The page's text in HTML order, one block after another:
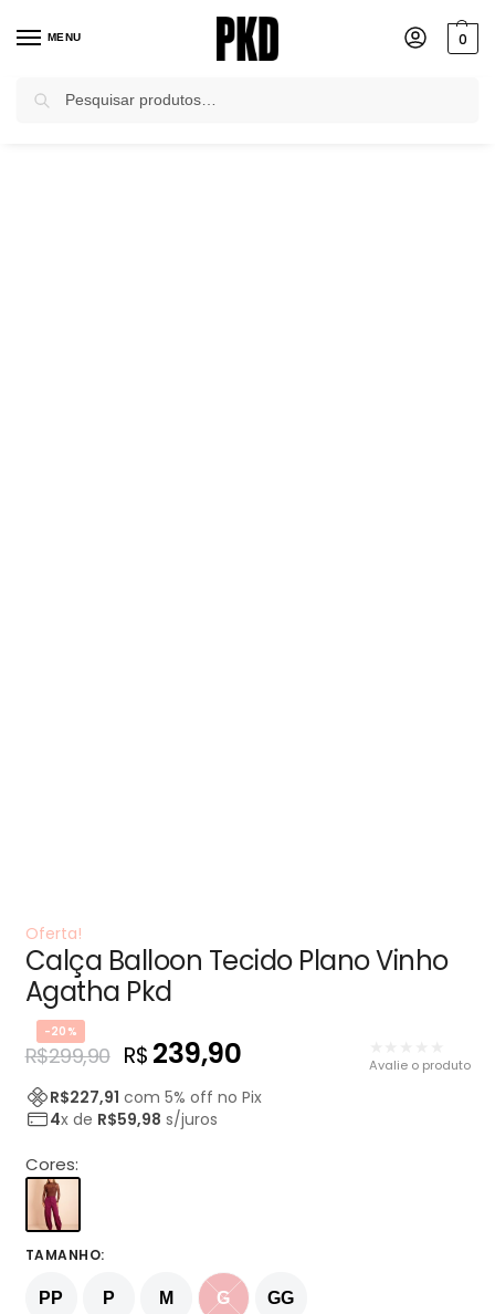
MENU 0
Início / Calças / Calças de Alfaiataria
Oferta!
Calça Balloon Tecido Plano Vinho
Agatha Pkd
-20%
R$299,90 R$ 239,90 Avalie o produto
R$227,91 com 5% off no Pix
4x de R$59,98 s/juros
Cores:
TAMANHO:
PP P M G GG